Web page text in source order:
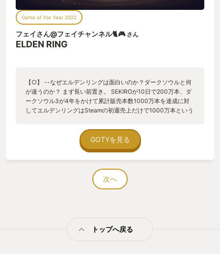
Game of the Year 2022
フェイさん@フェイチャンネル🐈🎮さん
ELDEN RING
【○】 --なぜエルデンリングは面白いのか？ダークソウルと何
が違うのか？ まず長い前置き。 SEKIROが10日で200万本、ダ
ークソウル3が4年をかけて累計販売本数1000万本を達成に対
してエルデンリングはSteamの初週売上だけで1000万本という
てくるか楽しみ）youtubeでも多くの配信者がプレイしていた
り、店頭ではソフトが消えているような状況でプレイしていな
い人にもその盛り上がりが目についていたと思う。 ここで、多
を見ればわかる通り大絶賛！エルデンリングは現在進行形で遊
んでいるのだが、睡眠時間は大幅に減少し、新しいゲームに手
ビオンやフォールアウト3に夢中になった時を彷彿とするくらい
GOTYを見る
次へ
トップへ戻る